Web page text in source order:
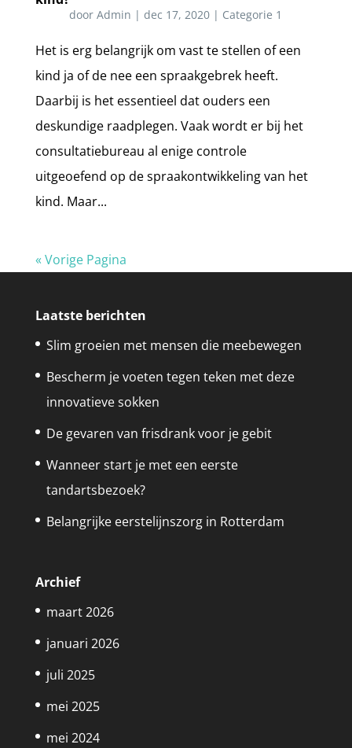
doorAdmin | dec 17, 2020 | Categorie 1
Het is erg belangrijk om vast te stellen of een
kind ja of de nee een spraakgebrek heeft.
Daarbij is het essentieel dat ouders een
deskundige raadplegen. Vaak wordt er bij het
consultatiebureau al enige controle
uitgeoefend op de spraakontwikkeling van het
kind. Maar...
« Vorige Pagina
Laatste berichten
Slim groeien met mensen die meebewegen
Bescherm je voeten tegen teken met deze
innovatieve sokken
De gevaren van frisdrank voor je gebit
Wanneer start je met een eerste
tandartsbezoek?
Belangrijke eerstelijnszorg in Rotterdam
Archief
maart 2026
januari 2026
juli 2025
mei 2025
mei 2024